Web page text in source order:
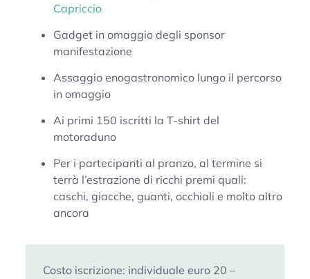
Capriccio
Gadget in omaggio degli sponsor
manifestazione
Assaggio enogastronomico lungo il percorso
in omaggio
Ai primi 150 iscritti la T-shirt del
motoraduno
Per i partecipanti al pranzo, al termine si
terrà l’estrazione di ricchi premi quali:
caschi, giacche, guanti, occhiali e molto altro
ancora
Costo iscrizione: individuale euro 20 –